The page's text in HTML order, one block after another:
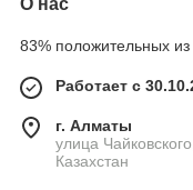
О нас
83% положительных из
Работает с
г. Алматы
улица
Казахстан